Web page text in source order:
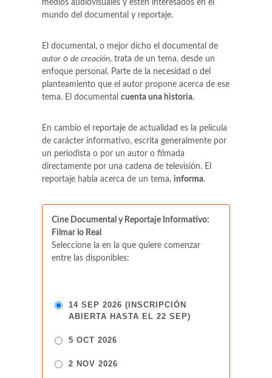
medios audiovisuales y estén interesados en el
mundo del documental y reportaje.
El documental, o mejor dicho el documental de
autor o de creación, trata de un tema, desde un
enfoque personal. Parte de la necesidad o del
planteamiento que el autor propone acerca de ese
tema. El documental cuenta una historia.
En cambio el reportaje de actualidad es la película
de carácter informativo, escrita generalmente por
un periodista o por un autor o filmada
directamente por una cadena de televisión. El
reportaje habla acerca de un tema, informa.
Cine Documental y Reportaje Informativo:
Filmar lo Real
Seleccione la en la que quiere comenzar
entre las disponibles:
14 SEP 2026 (INSCRIPCIÓN
ABIERTA HASTA EL 22 SEP)
5 OCT 2026
2 NOV 2026